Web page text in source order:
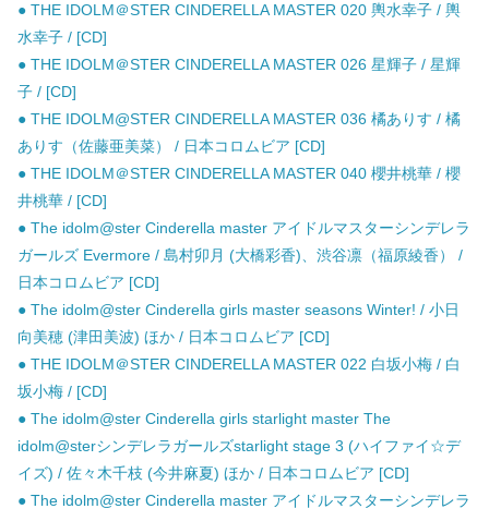
● THE IDOLM＠STER CINDERELLA MASTER 020 輿水幸子 / 輿
水幸子 / [CD]
● THE IDOLM＠STER CINDERELLA MASTER 026 星輝子 / 星輝
子 / [CD]
● THE IDOLM@STER CINDERELLA MASTER 036 橘ありす / 橘
ありす（佐藤亜美菜） / 日本コロムビア [CD]
● THE IDOLM＠STER CINDERELLA MASTER 040 櫻井桃華 / 櫻
井桃華 / [CD]
● The idolm@ster Cinderella master アイドルマスターシンデレラ
ガールズ Evermore / 島村卯月 (大橋彩香)、渋谷凛（福原綾香） /
日本コロムビア [CD]
● The idolm@ster Cinderella girls master seasons Winter! / 小日
向美穂 (津田美波) ほか / 日本コロムビア [CD]
● THE IDOLM＠STER CINDERELLA MASTER 022 白坂小梅 / 白
坂小梅 / [CD]
● The idolm@ster Cinderella girls starlight master The
idolm@sterシンデレラガールズstarlight stage 3 (ハイファイ☆デ
イズ) / 佐々木千枝 (今井麻夏) ほか / 日本コロムビア [CD]
● The idolm@ster Cinderella master アイドルマスターシンデレラ